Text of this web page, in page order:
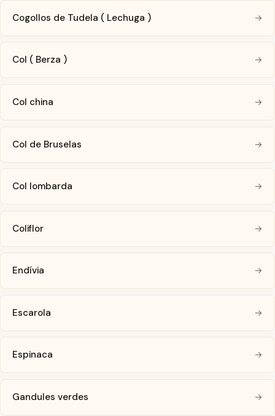
Cogollos de Tudela ( Lechuga ) →
Col ( Berza ) →
Col china →
Col de Bruselas →
Col lombarda →
Coliflor →
Endívia →
Escarola →
Espinaca →
Gandules verdes →